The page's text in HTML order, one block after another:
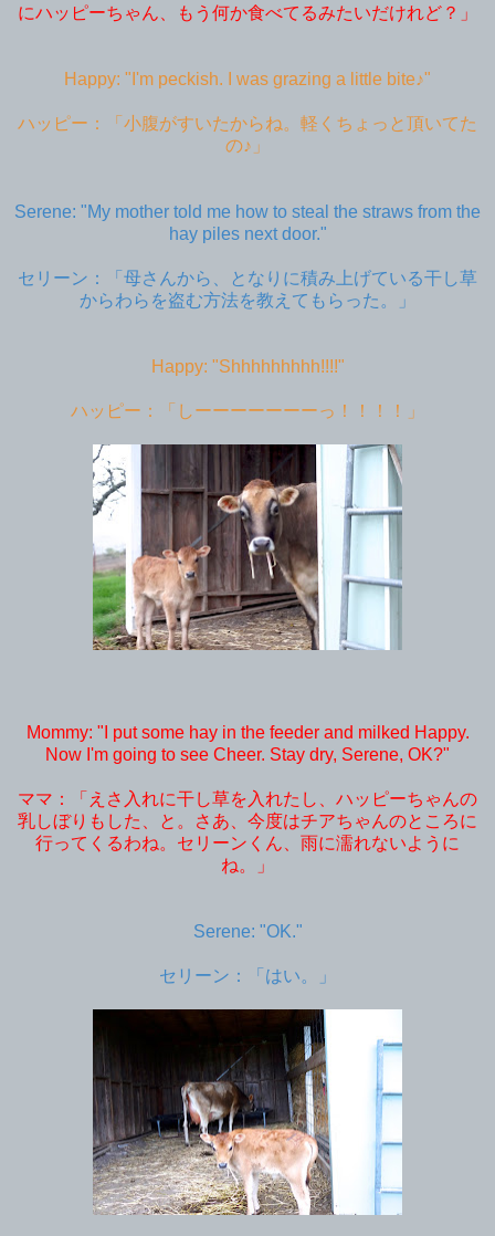
にハッピーちゃん、もう何か食べてるみたいだけれど？」
Happy: "I'm peckish. I was grazing a little bite♪"
ハッピー：「小腹がすいたからね。軽くちょっと頂いてた
の♪」
Serene: "My mother told me how to steal the straws from the
hay piles next door."
セリーン：「母さんから、となりに積み上げている干し草
からわらを盗む方法を教えてもらった。」
Happy: "Shhhhhhhhh!!!!"
ハッピー：「しーーーーーーーっ！！！！」
Mommy: "I put some hay in the feeder and milked Happy.
Now I'm going to see Cheer. Stay dry, Serene, OK?"
ママ：「えさ入れに干し草を入れたし、ハッピーちゃんの
乳しぼりもした、と。さあ、今度はチアちゃんのところに
行ってくるわね。セリーンくん、雨に濡れないように
ね。」
Serene: "OK."
セリーン：「はい。」